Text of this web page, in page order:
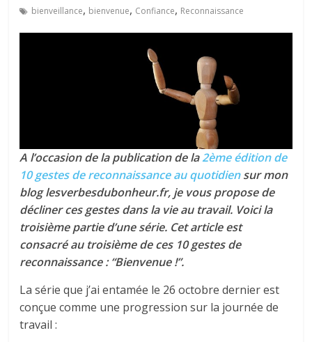
bienveillance, bienvenue, Confiance, Reconnaissance
A l’occasion de la publication de la2ème édition de
10 gestes de reconnaissance au quotidiensur mon
blog lesverbesdubonheur.fr, je vous propose de
décliner ces gestes dans la vie au travail. Voici la
troisième partie d’une série. Cet article est
consacré au troisième de ces 10 gestes de
reconnaissance : “Bienvenue !”.
La série que j’ai entamée le 26 octobre dernier est
conçue comme une progression sur la journée de
travail :